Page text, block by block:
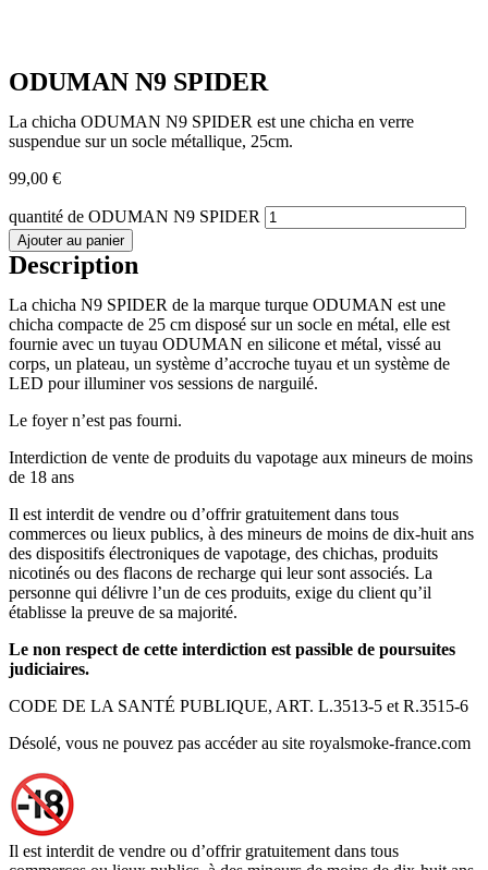
ODUMAN N9 SPIDER
La chicha ODUMAN N9 SPIDER est une chicha en verre
suspendue sur un socle métallique, 25cm.
99,00 €
quantité de ODUMAN N9 SPIDER
Ajouter au panier
Description
La chicha N9 SPIDER de la marque turque ODUMAN est une
chicha compacte de 25 cm disposé sur un socle en métal, elle est
fournie avec un tuyau ODUMAN en silicone et métal, vissé au
corps, un plateau, un système d’accroche tuyau et un système de
LED pour illuminer vos sessions de narguilé.
Le foyer n’est pas fourni.
Interdiction de vente de produits du vapotage aux mineurs de moins
de 18 ans
Il est interdit de vendre ou d’offrir gratuitement dans tous
commerces ou lieux publics, à des mineurs de moins de dix-huit ans
des dispositifs électroniques de vapotage, des chichas, produits
nicotinés ou des flacons de recharge qui leur sont associés. La
personne qui délivre l’un de ces produits, exige du client qu’il
établisse la preuve de sa majorité.
Le non respect de cette interdiction est passible de poursuites
judiciaires.
CODE DE LA SANTÉ PUBLIQUE, ART. L.3513-5 et R.3515-6
Désolé, vous ne pouvez pas accéder au site royalsmoke-france.com
Il est interdit de vendre ou d’offrir gratuitement dans tous